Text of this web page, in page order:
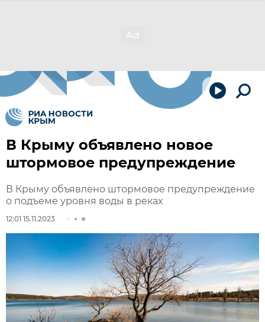
В Крыму объявлено новое
штормовое предупреждение
В Крыму объявлено штормовое предупреждение
о подъеме уровня воды в реках
12:01 15.11.2023